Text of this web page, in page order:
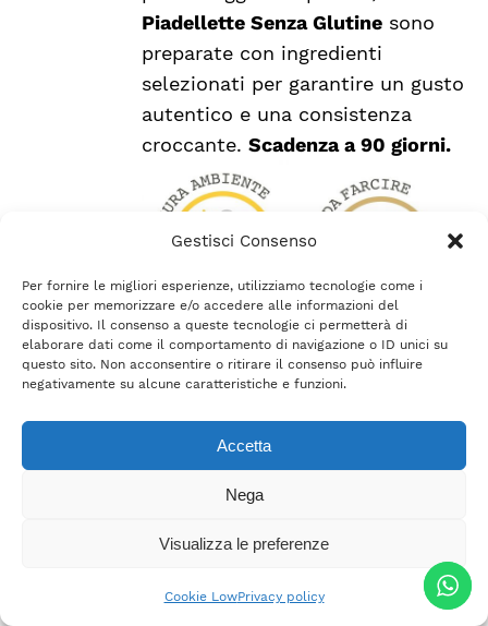
Gestisci Consenso
Per fornire le migliori esperienze, utilizziamo tecnologie come i
cookie per memorizzare e/o accedere alle informazioni del
dispositivo. Il consenso a queste tecnologie ci permetterà di
elaborare dati come il comportamento di navigazione o ID unici su
questo sito. Non acconsentire o ritirare il consenso può influire
negativamente su alcune caratteristiche e funzioni.
Accetta
Nega
Visualizza le preferenze
Cookie LowPrivacy policy
Piadellette Senza Glutine sono
preparate con ingredienti
selezionati per garantire un gusto
autentico e una consistenza
croccante.Scadenza a 90 giorni.
di Belli
Freschi sono gustosi bignè al